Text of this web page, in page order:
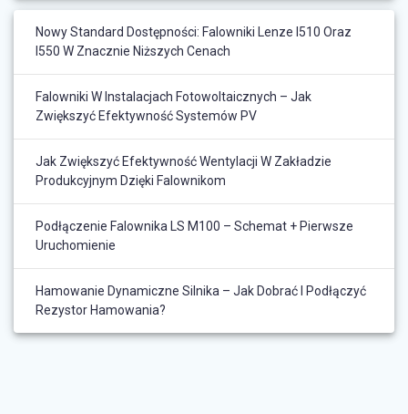
Nowy Standard Dostępności: Falowniki Lenze I510 Oraz
I550 W Znacznie Niższych Cenach
Falowniki W Instalacjach Fotowoltaicznych – Jak
Zwiększyć Efektywność Systemów PV
Jak Zwiększyć Efektywność Wentylacji W Zakładzie
Produkcyjnym Dzięki Falownikom
Podłączenie Falownika LS M100 – Schemat + Pierwsze
Uruchomienie
Hamowanie Dynamiczne Silnika – Jak Dobrać I Podłączyć
Rezystor Hamowania?